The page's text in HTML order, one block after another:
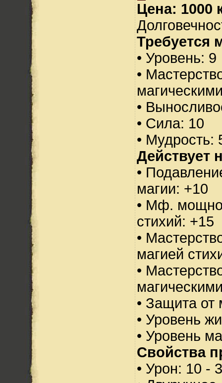
Цена: 1000
Требуется
• Уровень: 9
•
•
• Сила: 10
• Мудрость:
Действует
•
магии: +10
• Мф.
стихий: +15
•
магией
•
• Защита от
• Уровень
• Уровень
Свойства
• Урон: 10 -